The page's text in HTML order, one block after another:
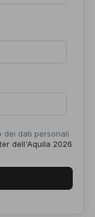
dei dati personali
dell'Aquila 2026